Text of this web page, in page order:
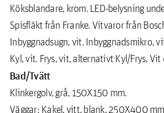
Köksblandare, krom. LED-belysning
Spisfläkt från Franke. Vitvaror från
Inbyggnadsugn, vit. Inbyggnadsmikro,
Kyl, vit. Frys, vit, alternativt Kyl/Frys, Vit
Bad/Tvätt
Klinkergolv, grå, 150X150 mm.
Väggar: Kakel, vitt, blank, 250X400